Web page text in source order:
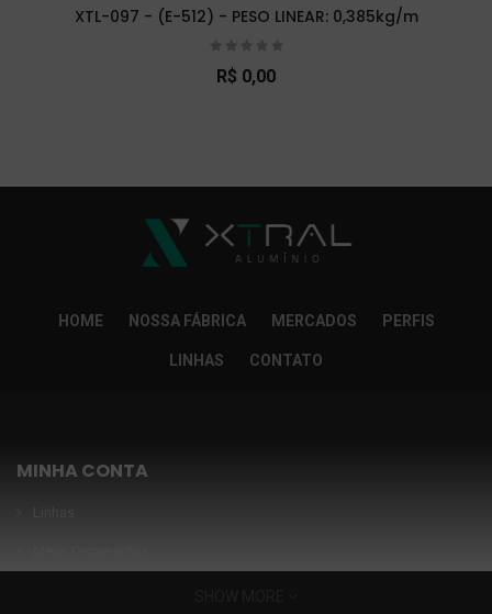
XTL-097 - (E-512) - PESO LINEAR: 0,385kg/m
R$ 0,00
HOME NOSSA FÁBRICA MERCADOS PERFIS
LINHAS CONTATO
MINHA CONTA